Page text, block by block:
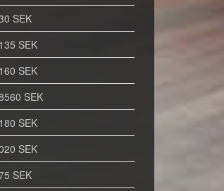
SEK
SEK
SEK
SEK
SEK
SEK
SEK